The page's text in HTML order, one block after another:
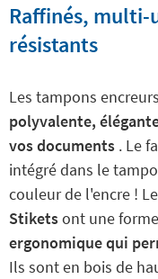
Raffinés, multi-
résistants
Les tampons
polyvalente,
vos documents . Le
intégré dans le
couleur de l'encre !
Stiketsont une
ergonomique qui
Ils sont en bois de